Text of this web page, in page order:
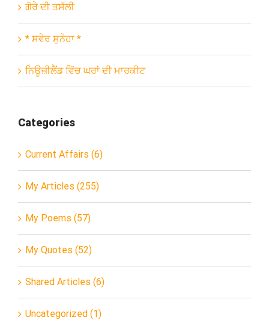
ਗੋਰੇ ਦੀ ਤਸੱਲੀ
* ਸਵੇਰ ਸੁਨੇਹਾ *
ਨਿਊਜ਼ੀਲੈਂਡ ਵਿੱਚ ਘਰਾਂ ਦੀ ਮਾਰਕੀਟ
Categories
Current Affairs (6)
My Articles (255)
My Poems (57)
My Quotes (52)
Shared Articles (6)
Uncategorized (1)